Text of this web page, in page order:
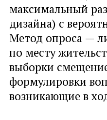
максимальный
дизайна) с
Метод опроса —
по месту
выборки
формулировки
возникающие в